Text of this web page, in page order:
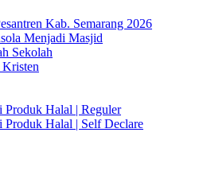
Kab. Semarang 2026
Menjadi Masjid
Sekolah
Produk Halal | Reguler
Produk Halal | Self Declare